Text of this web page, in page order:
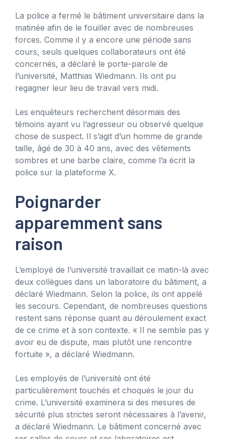
La police a fermé le bâtiment universitaire dans la
matinée afin de le fouiller avec de nombreuses
forces. Comme il y a encore une période sans
cours, seuls quelques collaborateurs ont été
concernés, a déclaré le porte-parole de
l’université, Matthias Wiedmann. Ils ont pu
regagner leur lieu de travail vers midi.
Les enquêteurs recherchent désormais des
témoins ayant vu l’agresseur ou observé quelque
chose de suspect. Il s’agit d’un homme de grande
taille, âgé de 30 à 40 ans, avec des vêtements
sombres et une barbe claire, comme l’a écrit la
police sur la plateforme X.
Poignarder
apparemment sans
raison
L’employé de l’université travaillait ce matin-là avec
deux collègues dans un laboratoire du bâtiment, a
déclaré Wiedmann. Selon la police, ils ont appelé
les secours. Cependant, de nombreuses questions
restent sans réponse quant au déroulement exact
de ce crime et à son contexte. « Il ne semble pas y
avoir eu de dispute, mais plutôt une rencontre
fortuite », a déclaré Wiedmann.
Les employés de l’université ont été
particulièrement touchés et choqués le jour du
crime. L’université examinera si des mesures de
sécurité plus strictes seront nécessaires à l’avenir,
a déclaré Wiedmann. Le bâtiment concerné avec